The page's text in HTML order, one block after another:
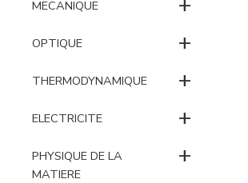
MECANIQUE
OPTIQUE +
THERMODYNAMIQUE +
ELECTRICITE +
PHYSIQUE DE LA
MATIERE
+